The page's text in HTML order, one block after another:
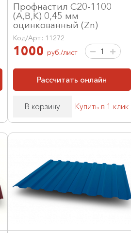
Профнастил С20-1100
(А,В,К) 0,45 мм
оцинкованный (Zn)
Код/Арт.: 11272
1000 руб./лист
Рассчитать онлайн
В корзину Купить в 1 клик